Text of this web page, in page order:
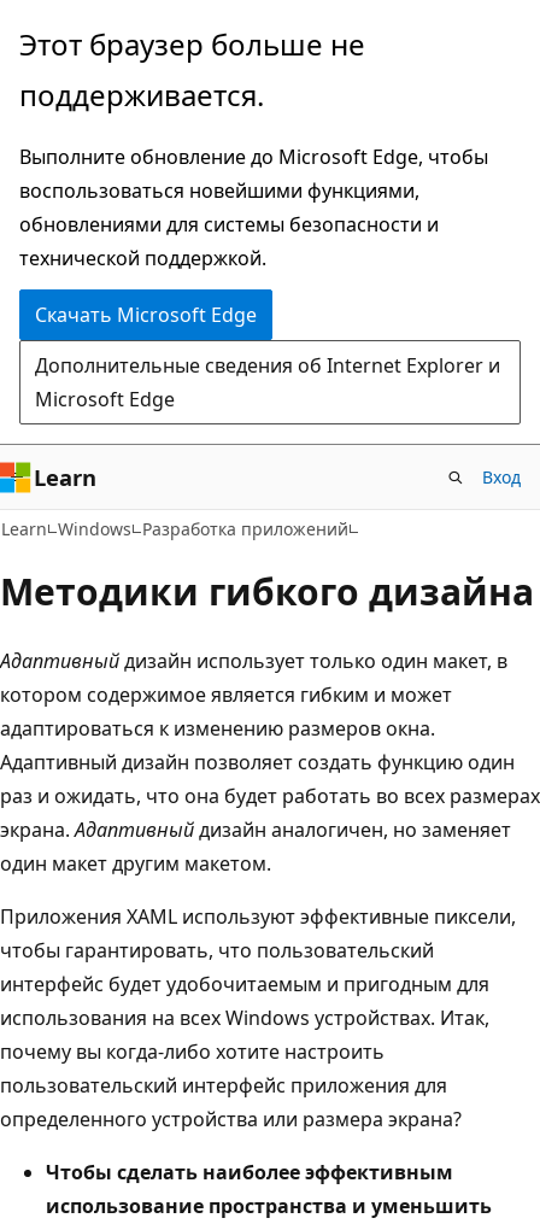
Пропустить
перейти
основному
содержимому
Этот браузер больше не
поддерживается.
Выполните обновление до Microsoft Edge, чтобы
воспользоваться новейшими функциями,
обновлениями для системы безопасности и
технической поддержкой.
Скачать Microsoft Edge
Дополнительные сведения об Internet Explorer и
Microsoft Edge
Learn Вход
Learn Windows Разработка приложений
Методики гибкого дизайна
Адаптивныйдизайн использует только один макет, в
котором содержимое является гибким и может
адаптироваться к изменению размеров окна.
Адаптивный дизайн позволяет создать функцию один
раз и ожидать, что она будет работать во всех размерах
экрана.Адаптивныйдизайн аналогичен, но заменяет
один макет другим макетом.
Приложения XAML используют эффективные пиксели,
чтобы гарантировать, что пользовательский
интерфейс будет удобочитаемым и пригодным для
использования на всех Windows устройствах. Итак,
почему вы когда-либо хотите настроить
пользовательский интерфейс приложения для
определенного устройства или размера экрана?
Чтобы сделать наиболее эффективным
использование пространства и уменьшить